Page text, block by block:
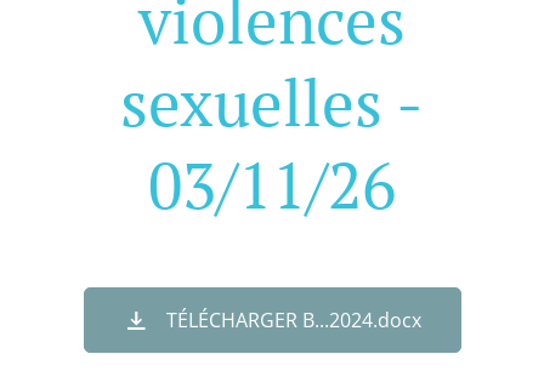
violences
sexuelles -
03/11/26
TÉLÉCHARGER B...2024.docx